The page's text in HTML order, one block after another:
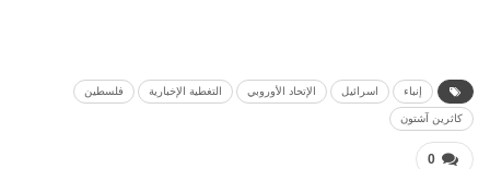
إنباء اسرائيل الإتحاد الأوروبي التغطية الإخبارية فلسطين
كاثرين آشتون
0